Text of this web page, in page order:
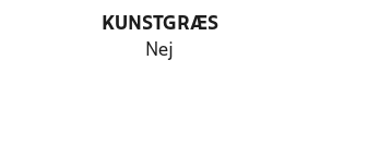
KUNSTGRÆS
Nej